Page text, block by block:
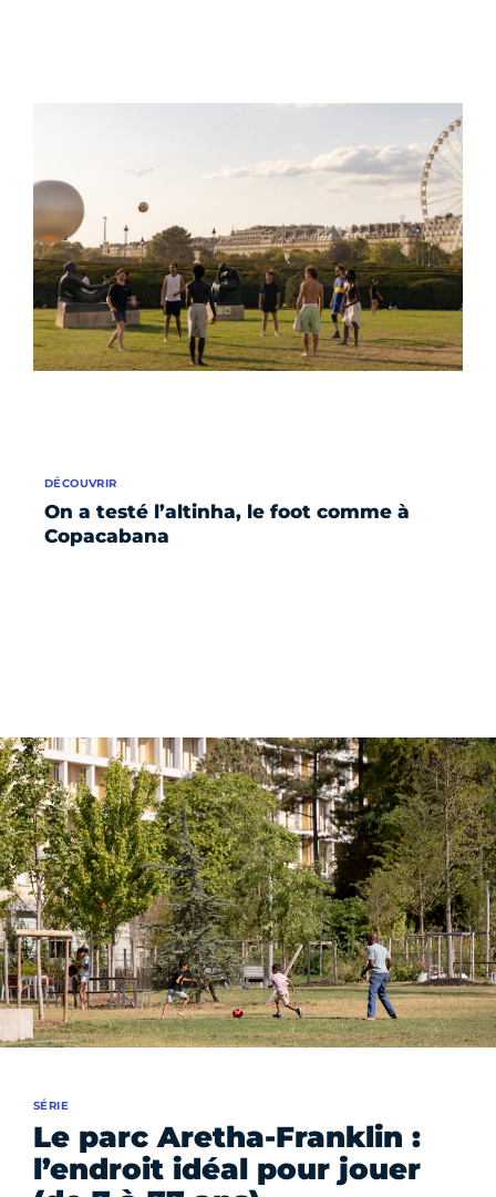
On a testé l’altinha, le foot comme à
Copacabana
DÉCOUVRIR
Le parc Aretha-Franklin :
l’endroit idéal pour jouer
SÉRIE